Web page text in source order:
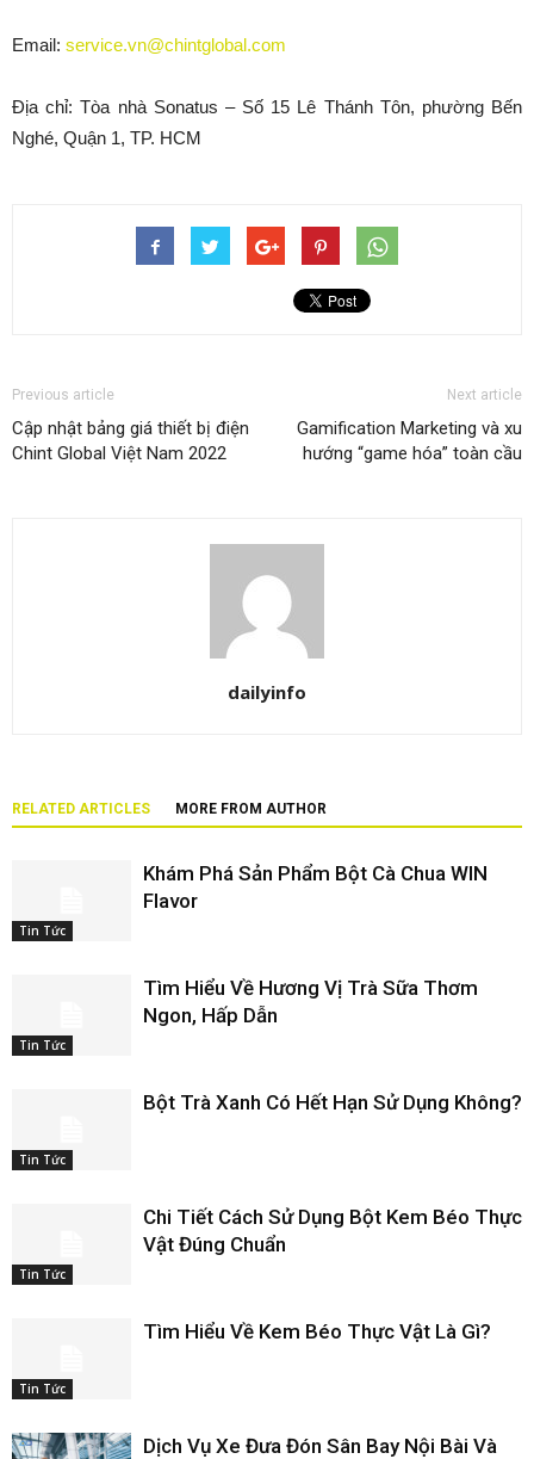
Email: service.vn@chintglobal.com
Địa chỉ: Tòa nhà Sonatus – Số 15 Lê Thánh Tôn, phường Bến
Nghé, Quận 1, TP. HCM
Previous article
Cập nhật bảng giá thiết bị điện
Chint Global Việt Nam 2022
Next article
Gamification Marketing và xu
hướng “game hóa” toàn cầu
dailyinfo
RELATED ARTICLES MORE FROM AUTHOR
Tin Tức
Khám Phá Sản Phẩm Bột Cà Chua WIN
Flavor
Tin Tức
Tìm Hiểu Về Hương Vị Trà Sữa Thơm
Ngon, Hấp Dẫn
Tin Tức
Bột Trà Xanh Có Hết Hạn Sử Dụng Không?
Tin Tức
Chi Tiết Cách Sử Dụng Bột Kem Béo Thực
Vật Đúng Chuẩn
Tin Tức
Tìm Hiểu Về Kem Béo Thực Vật Là Gì?
Dịch Vụ Xe Đưa Đón Sân Bay Nội Bài Và